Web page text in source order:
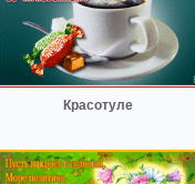
Красотуле